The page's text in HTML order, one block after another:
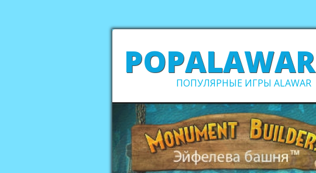
POPALAWAR
ПОПУЛЯРНЫЕ ИГРЫ ALAWAR